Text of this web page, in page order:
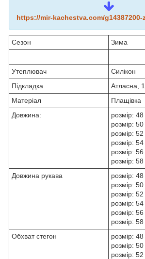
https://mir-kachestva.com/
Сезон Зима
Утеплювач
Силікон
Підкладка
Атласна,
Матеріал
Плащівка
Довжина:
розмір:
розмір:
розмір:
розмір:
розмір:
розмір:
Довжина рукава
розмір:
розмір:
розмір:
розмір:
розмір:
розмір:
Обхват стегон
розмір:
розмір:
розмір: